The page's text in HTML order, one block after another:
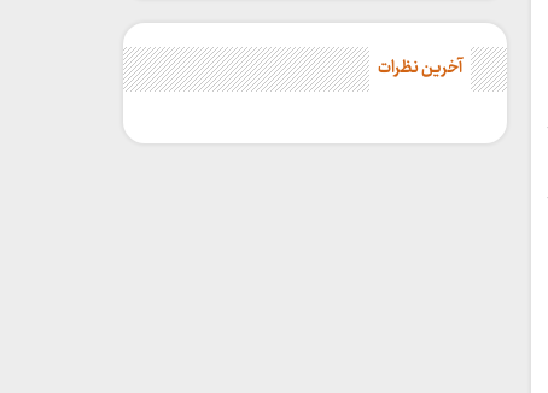
آخرین نظرات